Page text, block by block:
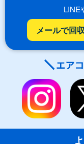
LINE
メールで回